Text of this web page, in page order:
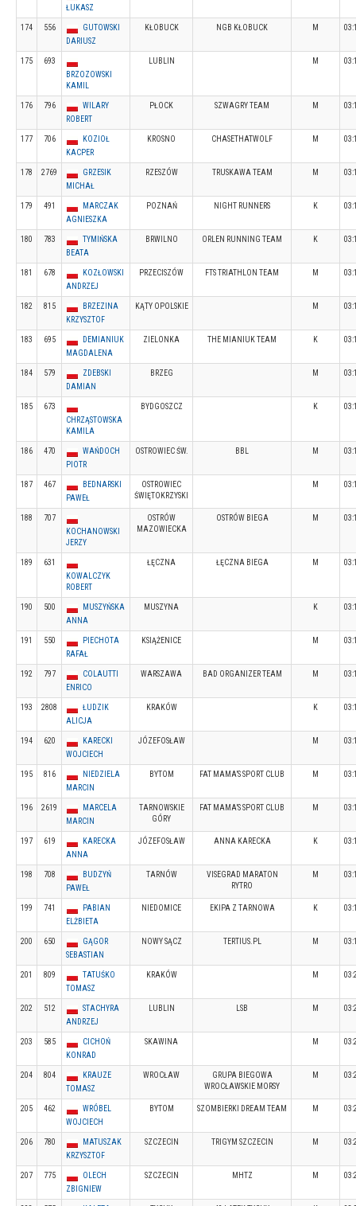
ŁUKASZ
174 556
GUTOWSKI
DARIUSZ
KŁOBUCK NGB KŁOBUCK M
175
693
BRZOZOWSKI
KAMIL
LUBLIN M
176 796
WILARY
ROBERT
PŁOCK SZWAGRY TEAM M
177 706
KOZIOŁ
KACPER
KROSNO CHASETHATWOLF M
178 2769
GRZESIK
MICHAŁ
RZESZÓW TRUSKAWA TEAM M
179 491
MARCZAK
AGNIESZKA
POZNAŃ NIGHT RUNNERS K
180 783
TYMIŃSKA
BEATA
BRWILNO ORLEN RUNNING TEAM K
181 678
KOZŁOWSKI
ANDRZEJ
PRZECISZÓW FTS TRIATHLON TEAM M
182 815
BRZEZINA
KRZYSZTOF
KĄTY OPOLSKIE M
183 695
DEMIANIUK
MAGDALENA
ZIELONKA THE MIANIUK TEAM K
184 579
ZDEBSKI
DAMIAN
BRZEG M
185
673
CHRZĄSTOWSKA
KAMILA
BYDGOSZCZ K
186 470
WAŃDOCH
PIOTR
OSTROWIEC ŚW. BBL M
187 467
BEDNARSKI
PAWEŁ
OSTROWIEC
ŚWIĘTOKRZYSKI
M
188
707
KOCHANOWSKI
JERZY
OSTRÓW
MAZOWIECKA
OSTRÓW BIEGA M
189
631
KOWALCZYK
ROBERT
ŁĘCZNA ŁĘCZNA BIEGA M
190 500
MUSZYŃSKA
ANNA
MUSZYNA K
191 550
PIECHOTA
RAFAŁ
KSIĄŻENICE M
192 797
COLAUTTI
ENRICO
WARSZAWA BAD ORGANIZER TEAM M
193 2808
ŁUDZIK
ALICJA
KRAKÓW K
194 620
KARECKI
WOJCIECH
JÓZEFOSŁAW M
195 816
NIEDZIELA
MARCIN
BYTOM FAT MAMA’S SPORT CLUB M
196 2619
MARCELA
MARCIN
TARNOWSKIE
GÓRY
FAT MAMA’S SPORT CLUB M
197 619
KARECKA
ANNA
JÓZEFOSŁAW ANNA KARECKA K
198 708
BUDZYŃ
PAWEŁ
TARNÓW
VISEGRAD MARATON
RYTRO
M
199 741
PABIAN
ELŻBIETA
NIEDOMICE EKIPA Z TARNOWA K
200 650
GĄGOR
SEBASTIAN
NOWY SĄCZ TERTIUS.PL M
201 809
TATUŚKO
TOMASZ
KRAKÓW M
202 512
STACHYRA
ANDRZEJ
LUBLIN LSB M
203 585
CICHOŃ
KONRAD
SKAWINA M
204 804
KRAUZE
TOMASZ
WROCŁAW
GRUPA BIEGOWA
WROCŁAWSKIE MORSY
M
205 462
WRÓBEL
WOJCIECH
BYTOM SZOMBIERKI DREAM TEAM M
206 780
MATUSZAK
KRZYSZTOF
SZCZECIN TRIGYM SZCZECIN M
207 775
OLECH
ZBIGNIEW
SZCZECIN MHTZ M